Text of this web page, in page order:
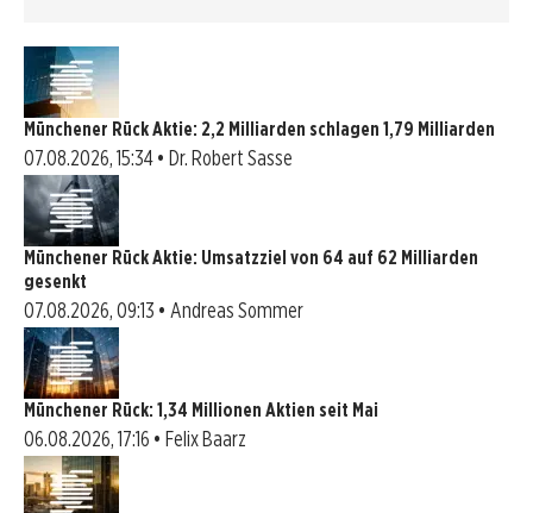
Münchener Rück Aktie: 2,2 Milliarden schlagen 1,79 Milliarden
07.08.2026, 15:34 • Dr. Robert Sasse
Münchener Rück Aktie: Umsatzziel von 64 auf 62 Milliarden
gesenkt
07.08.2026, 09:13 • Andreas Sommer
Münchener Rück: 1,34 Millionen Aktien seit Mai
06.08.2026, 17:16 • Felix Baarz